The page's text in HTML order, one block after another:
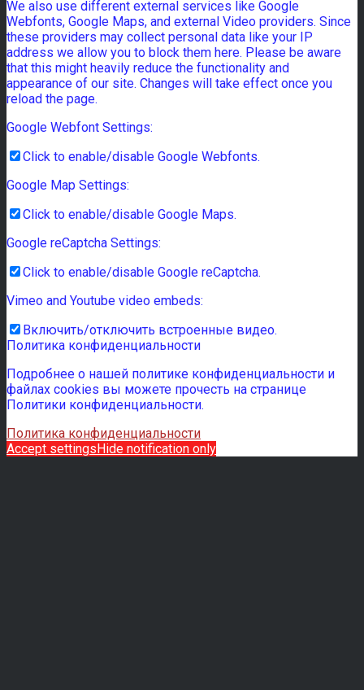
We also use different external services like Google
Webfonts, Google Maps, and external Video providers. Since
these providers may collect personal data like your IP
address we allow you to block them here. Please be aware
that this might heavily reduce the functionality and
appearance of our site. Changes will take effect once you
reload the page.
Google Webfont Settings:
Click to enable/disable Google Webfonts.
Google Map Settings:
Click to enable/disable Google Maps.
Google reCaptcha Settings:
Click to enable/disable Google reCaptcha.
Vimeo and Youtube video embeds:
Включить/отключить встроенные видео.
Политика конфиденциальности
Подробнее о нашей политике конфиденциальности и
файлах cookies вы можете прочесть на странице
Политики конфиденциальности.
Политика конфиденциальности
Accept settings Hide notification only